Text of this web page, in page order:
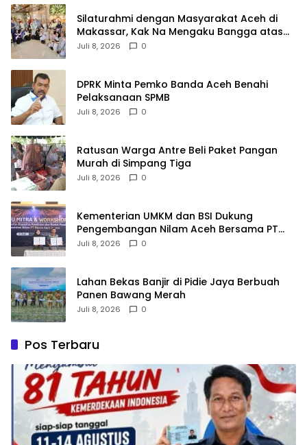
Silaturahmi dengan Masyarakat Aceh di
Makassar, Kak Na Mengaku Bangga atas
Kekompakan Perantau Aceh
Juli 8, 2026 0
DPRK Minta Pemko Banda Aceh Benahi
Pelaksanaan SPMB
Juli 8, 2026 0
Ratusan Warga Antre Beli Paket Pangan
Murah di Simpang Tiga
Juli 8, 2026 0
Kementerian UMKM dan BSI Dukung
Pengembangan Nilam Aceh Bersama PT
Razma Agro Jayana
Juli 8, 2026 0
Lahan Bekas Banjir di Pidie Jaya Berbuah
Panen Bawang Merah
Juli 8, 2026 0
Pos Terbaru